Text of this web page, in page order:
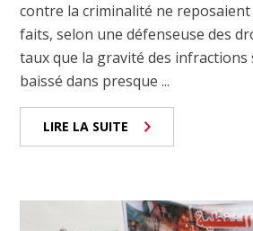
contre la criminalité ne reposaient
faits, selon une défenseuse des
taux que la gravité des infractions
baissé dans presque ...
LIRE LA SUITE